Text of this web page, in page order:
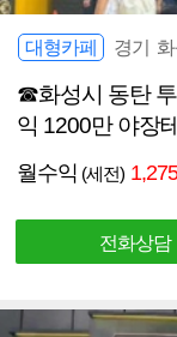
대형카페 경기 화
☎화성시 동탄
익 1200만 야장
월수익 (세전)
전화상담